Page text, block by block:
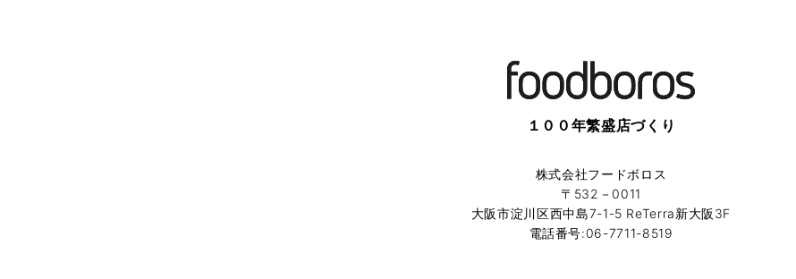
１００年繁盛店づくり
株式会社フードボロス
〒532－0011
大阪市淀川区西中島7-1-5 ReTerra新大阪3F
電話番号:06-7711-8519